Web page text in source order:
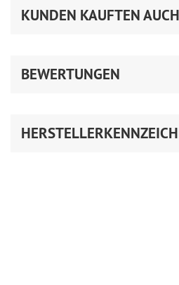
KUNDEN KAUFTEN AUCH
BEWERTUNGEN